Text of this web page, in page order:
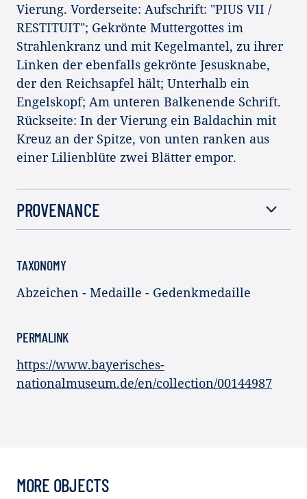
Vierung. Vorderseite: Aufschrift: "PIUS VII /
RESTITUIT"; Gekrönte Muttergottes im
Strahlenkranz und mit Kegelmantel, zu ihrer
Linken der ebenfalls gekrönte Jesusknabe,
der den Reichsapfel hält; Unterhalb ein
Engelskopf; Am unteren Balkenende Schrift.
Rückseite: In der Vierung ein Baldachin mit
Kreuz an der Spitze, von unten ranken aus
einer Lilienblüte zwei Blätter empor.
PROVENANCE
TAXONOMY
Abzeichen - Medaille - Gedenkmedaille
PERMALINK
https://www.bayerisches-
nationalmuseum.de/en/collection/00144987
MORE OBJECTS